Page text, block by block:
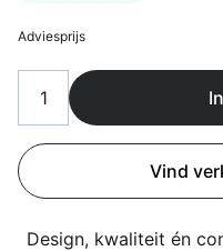
Flagship stores
Contact
3D modellen
Support
Adviesprijs
Vind
Design, kwaliteit én